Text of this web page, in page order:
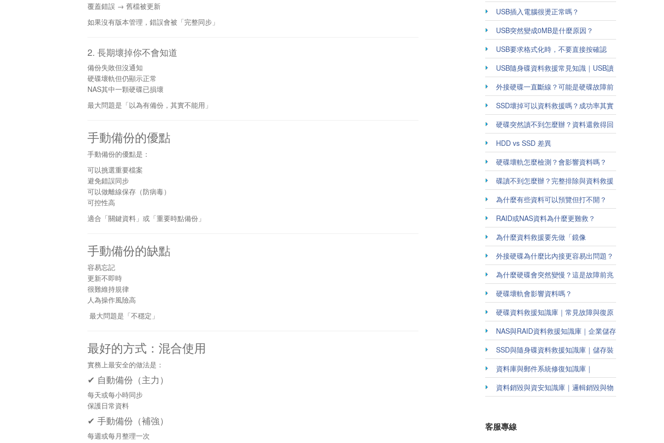
USB插入電腦很燙正常嗎？
USB突然變成0MB是什麼原因？
USB要求格式化時，不要直接按確認
USB隨身碟資料救援常見知識｜USB讀
不到不一定代表資料消失
外接硬碟一直斷線？可能是硬碟故障前
兆
SSD壞掉可以資料救援嗎？成功率其實
跟這些有關
硬碟突然讀不到怎麼辦？資料還救得回
來嗎？
HDD vs SSD 差異
硬碟壞軌怎麼檢測？會影響資料嗎？
碟讀不到怎麼辦？完整排除與資料救援
教學
為什麼有些資料可以預覽但打不開？
RAID或NAS資料為什麼更難救？
為什麼資料救援要先做「鏡像
（Clone）」？
外接硬碟為什麼比內接更容易出問題？
為什麼硬碟會突然變慢？這是故障前兆
嗎？
硬碟壞軌會影響資料嗎？
硬碟資料救援知識庫｜常見故障與復原
方法
NAS與RAID資料救援知識庫｜企業儲存
系統解析
SSD與隨身碟資料救援知識庫｜儲存裝
置修復指南
資料庫與郵件系統修復知識庫｜
Outlook / SQL / Oracle
資料銷毀與資安知識庫｜邏輯銷毀與物
客服專線
覆蓋錯誤 → 舊檔被更新
如果沒有版本管理，錯誤會被「完整同步」
2. 長期壞掉你不會知道
備份失敗但沒通知
硬碟壞軌但仍顯示正常
NAS其中一顆硬碟已損壞
最大問題是「以為有備份，其實不能用」
手動備份的優點
手動備份的優點是：
可以挑選重要檔案
避免錯誤同步
可以做離線保存（防病毒）
可控性高
適合「關鍵資料」或「重要時點備份」
手動備份的缺點
容易忘記
更新不即時
很難維持規律
人為操作風險高
最大問題是「不穩定」
最好的方式：混合使用
實務上最安全的做法是：
✔ 自動備份（主力）
每天或每小時同步
保護日常資料
✔ 手動備份（補強）
每週或每月整理一次